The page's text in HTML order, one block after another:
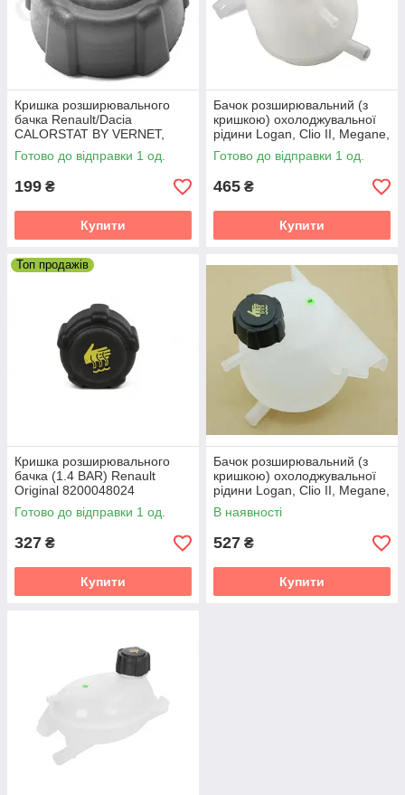
Кришка розширювального
бачка Renault/Dacia
CALORSTAT BY VERNET,
RC0016
Готово до відправки 1 од.
199 ₴
Купити
Бачок розширювальний (з
кришкою) охолоджувальної
рідини Logan, Clio II, Megane,
Kangoo THERMOTEC,
DBR002TT
Готово до відправки 1 од.
465 ₴
Купити
Топ продажів
Кришка розширювального
бачка (1.4 BAR) Renault
Original 8200048024
Готово до відправки 1 од.
327 ₴
Купити
Бачок розширювальний (з
кришкою) охолоджувальної
рідини Logan, Clio II, Megane,
Kangoo ASAM 30494
В наявності
527 ₴
Купити